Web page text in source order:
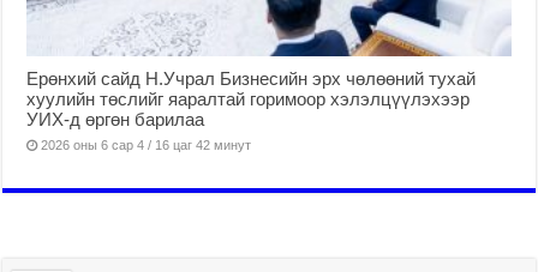
Ерөнхий сайд Н.Учрал Бизнесийн эрх чөлөөний тухай
хуулийн төслийг яаралтай горимоор хэлэлцүүлэхээр
УИХ-д өргөн барилаа
2026 оны 6 сар 4 / 16 цаг 42 минут